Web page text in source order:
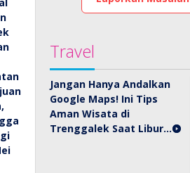
Travel
Jangan Hanya Andalkan
Google Maps! Ini Tips
Aman Wisata di
Trenggalek Saat Libur…